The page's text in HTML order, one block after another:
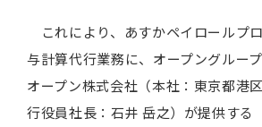
これにより、あすかペイロールプ
与計算代行業務に、オープングルー
オープン株式会社（本社：東京都港
行役員社長：石井 岳之）が提供す